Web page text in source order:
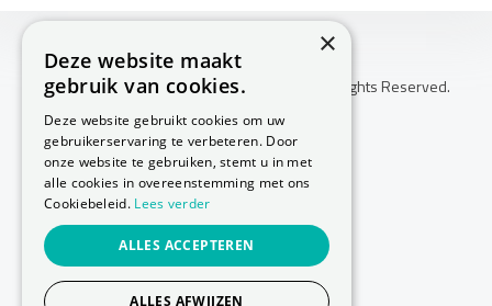
Copyright © 2026 Huis Voor Gezondheid. All Rights Reserved.
Klachtenprocedure
Annuleringsvoorwaarden
-
-
Privacy Policy
Cookie Policy
×
Deze website maakt
gebruik van cookies.
Deze website gebruikt cookies om uw
gebruikerservaring te verbeteren. Door
onze website te gebruiken, stemt u in met
alle cookies in overeenstemming met ons
Cookiebeleid. Lees verder
ALLES ACCEPTEREN
ALLES AFWIJZEN